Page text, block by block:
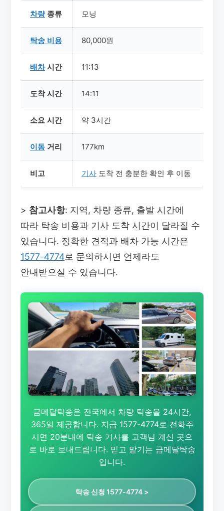
차량종류 모닝
탁송 비용 80,000원
배차시간 11:13
도착 시간 14:11
소요 시간 약 3시간
이동 거리 177km
비고 기사 도착 전 충분한 확인 후 이동
> 참고사항: 지역, 차량 종류, 출발 시간에
따라 탁송 비용과 기사 도착 시간이 달라질 수
있습니다. 정확한 견적과 배차 가능 시간은
1577-4774로 문의하시면 언제라도
안내받으실 수 있습니다.
금메달탁송은 전국에서 차량 탁송을 24시간,
365일 제공합니다. 지금 1577-4774로 전화주
시면 20분내에 탁송 기사를 고객님 계신 곳으
로 바로 보내드립니다. 믿고 맡기는 금메달탁송
입니다.
탁송 신청 1577-4774 >